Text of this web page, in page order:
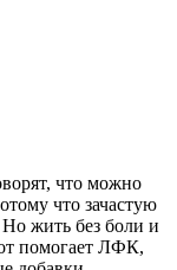
что можно
что зачастую
Но жить без боли и
помогает ЛФК,